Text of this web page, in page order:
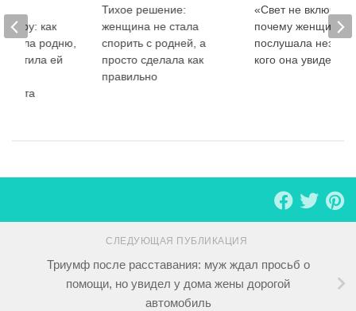
Тихое решение:
женщина не стала
спорить с родней, а
просто сделала как
правильно
«Свет не
почему женщина
послушала
кого она увидела
как
родню,
ей
брата
СЛЕДУЮЩАЯ ПУБЛИКАЦИЯ
Триумф после расставания: муж ждал просьб о
помощи, но увидел у дома жены дорогой
автомобиль